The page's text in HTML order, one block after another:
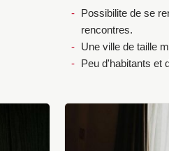
Possibilite de se
rencontres.
Une ville de taille
Peu d'habitants et